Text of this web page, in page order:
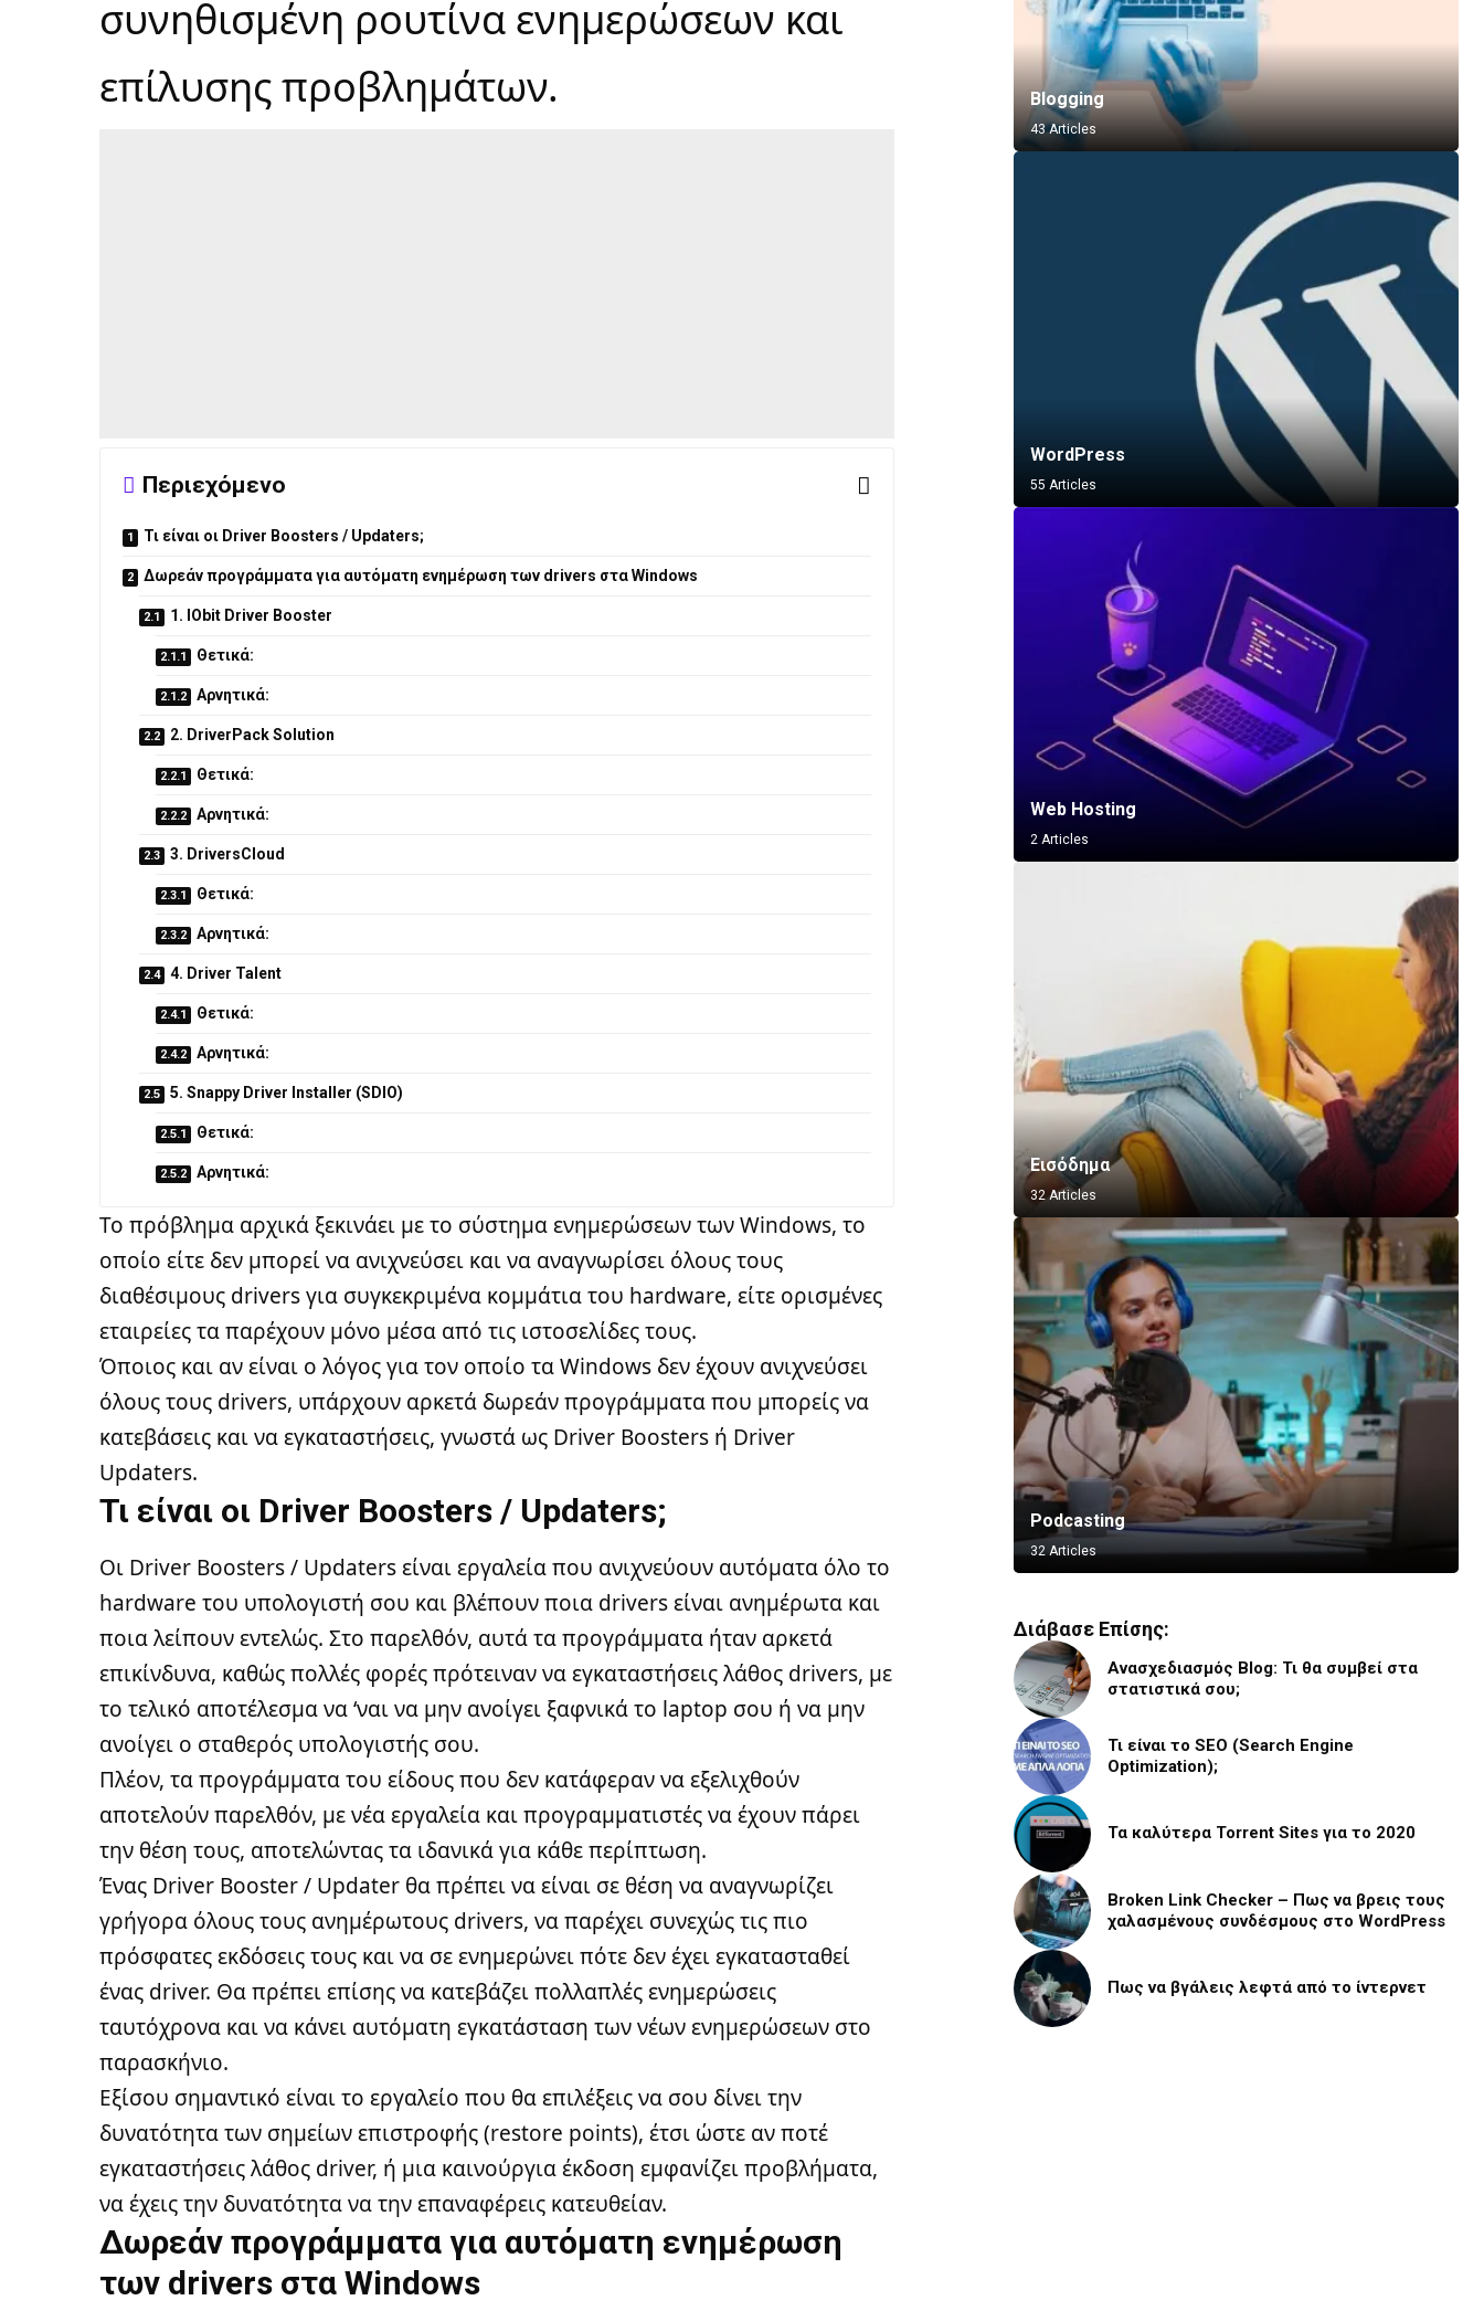
συνηθισμένη ρουτίνα ενημερώσεων και
επίλυσης προβλημάτων.
Περιεχόμενο
Τι είναι οι Driver Boosters / Updaters;
Δωρεάν προγράμματα για αυτόματη ενημέρωση των drivers στα Windows
1. IObit Driver Booster
Θετικά:
Αρνητικά:
2. DriverPack Solution
Θετικά:
Αρνητικά:
3. DriversCloud
Θετικά:
Αρνητικά:
4. Driver Talent
Θετικά:
Αρνητικά:
5. Snappy Driver Installer (SDIO)
Θετικά:
Αρνητικά:
Το πρόβλημα αρχικά ξεκινάει με το σύστημα ενημερώσεων των Windows, το
οποίο είτε δεν μπορεί να ανιχνεύσει και να αναγνωρίσει όλους τους
διαθέσιμους drivers για συγκεκριμένα κομμάτια του hardware, είτε ορισμένες
εταιρείες τα παρέχουν μόνο μέσα από τις ιστοσελίδες τους.
Όποιος και αν είναι ο λόγος για τον οποίο τα Windows δεν έχουν ανιχνεύσει
όλους τους drivers, υπάρχουν αρκετά δωρεάν προγράμματα που μπορείς να
κατεβάσεις και να εγκαταστήσεις, γνωστά ως Driver Boosters ή Driver
Updaters.
Τι είναι οι Driver Boosters / Updaters;
Οι Driver Boosters / Updaters είναι εργαλεία που ανιχνεύουν αυτόματα όλο το
hardware του υπολογιστή σου και βλέπουν ποια drivers είναι ανημέρωτα και
ποια λείπουν εντελώς. Στο παρελθόν, αυτά τα προγράμματα ήταν αρκετά
επικίνδυνα, καθώς πολλές φορές πρότειναν να εγκαταστήσεις λάθος drivers, με
το τελικό αποτέλεσμα να ‘ναι να μην ανοίγει ξαφνικά το laptop σου ήνα μην
ανοίγει ο σταθερός υπολογιστής σου.
Πλέον, τα προγράμματα του είδους που δεν κατάφεραν να εξελιχθούν
αποτελούν παρελθόν, με νέα εργαλεία και προγραμματιστές να έχουν πάρει
την θέση τους, αποτελώντας τα ιδανικά για κάθε περίπτωση.
Ένας Driver Booster / Updater θα πρέπει να είναι σε θέση να αναγνωρίζει
γρήγορα όλους τους ανημέρωτους drivers, να παρέχει συνεχώς τις πιο
πρόσφατες εκδόσεις τους και να σε ενημερώνει πότε δεν έχει εγκατασταθεί
ένας driver. Θα πρέπει επίσης να κατεβάζει πολλαπλές ενημερώσεις
ταυτόχρονα και να κάνει αυτόματη εγκατάσταση των νέων ενημερώσεων στο
παρασκήνιο.
Εξίσου σημαντικό είναι το εργαλείο που θα επιλέξεις να σου δίνει την
δυνατότητα των σημείων επιστροφής (restore points), έτσι ώστε αν ποτέ
εγκαταστήσεις λάθος driver, ή μια καινούργια έκδοση εμφανίζει προβλήματα,
να έχεις την δυνατότητα να την επαναφέρεις κατευθείαν.
Δωρεάν προγράμματα για αυτόματη ενημέρωση
των drivers στα Windows
Blogging
43 Articles
WordPress
55 Articles
Web Hosting
2 Articles
Εισόδημα
32 Articles
Podcasting
32 Articles
Vlogging
8 Articles
Διάβασε Επίσης:
Ανασχεδιασμός Blog: Τι θα συμβεί στα
στατιστικά σου;
Τι είναι το SEO (Search Engine
Optimization);
Τα καλύτερα Torrent Sites για το 2020
Broken Link Checker – Πως να βρεις τους
χαλασμένους συνδέσμους στο WordPress
Πως να βγάλεις λεφτά από το ίντερνετ